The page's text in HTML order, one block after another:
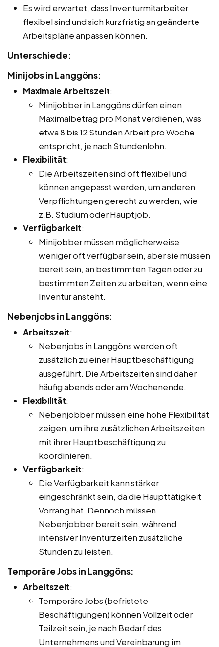
Es wird erwartet, dass Inventurmitarbeiter
flexibel sind und sich kurzfristig an geänderte
Arbeitspläne anpassen können.
Unterschiede:
Minijobs in Langgöns:
Maximale Arbeitszeit:
Minijobber in Langgöns dürfen einen
Maximalbetrag pro Monat verdienen, was
etwa 8 bis 12 Stunden Arbeit pro Woche
entspricht, je nach Stundenlohn.
Flexibilität:
Die Arbeitszeiten sind oft flexibel und
können angepasst werden, um anderen
Verpflichtungen gerecht zu werden, wie
z.B. Studium oder Hauptjob.
Verfügbarkeit:
Minijobber müssen möglicherweise
weniger oft verfügbar sein, aber sie müssen
bereit sein, an bestimmten Tagen oder zu
bestimmten Zeiten zu arbeiten, wenn eine
Inventur ansteht.
Nebenjobs in Langgöns:
Arbeitszeit:
Nebenjobs in Langgöns werden oft
zusätzlich zu einer Hauptbeschäftigung
ausgeführt. Die Arbeitszeiten sind daher
häufig abends oder am Wochenende.
Flexibilität:
Nebenjobber müssen eine hohe Flexibilität
zeigen, um ihre zusätzlichen Arbeitszeiten
mit ihrer Hauptbeschäftigung zu
koordinieren.
Verfügbarkeit:
Die Verfügbarkeit kann stärker
eingeschränkt sein, da die Haupttätigkeit
Vorrang hat. Dennoch müssen
Nebenjobber bereit sein, während
intensiver Inventurzeiten zusätzliche
Stunden zu leisten.
Temporäre Jobs in Langgöns:
Arbeitszeit:
Temporäre Jobs (befristete
Beschäftigungen) können Vollzeit oder
Teilzeit sein, je nach Bedarf des
Unternehmens und Vereinbarung im